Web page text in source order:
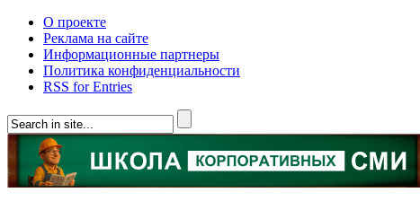
О проекте
Реклама на сайте
Информационные партнеры
Политика конфиденциальности
RSS for Entries